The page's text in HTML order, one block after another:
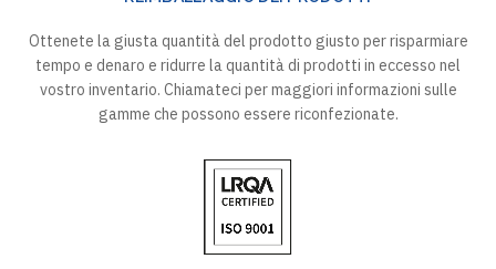
Ottenete la giusta quantità del prodotto giusto per risparmiare
tempo e denaro e ridurre la quantità di prodotti in eccesso nel
vostro inventario. Chiamateci per maggiori informazioni sulle
gamme che possono essere riconfezionate.